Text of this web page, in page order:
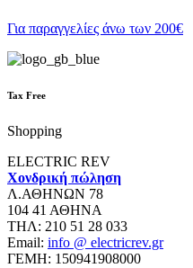
Για παραγγελίες άνω των 200€
Tax Free
Shopping
ELECTRIC REV
Χονδρική πώληση
Λ.ΑΘΗΝΩΝ 78
104 41 ΑΘΗΝΑ
ΤΗΛ: 210 51 28 033
Email: info @ electricrev.gr
ΓΕΜΗ: 150941908000